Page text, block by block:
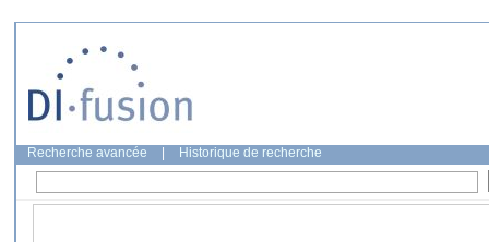
Recherche avancée Historique de recherche